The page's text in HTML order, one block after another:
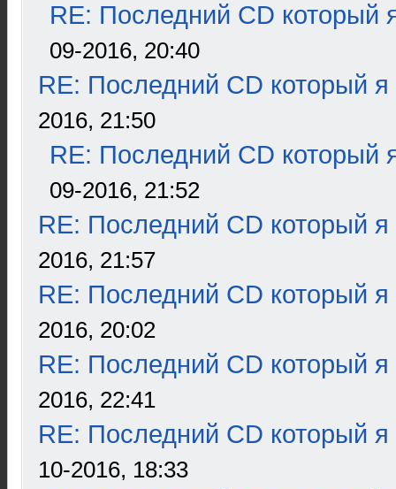
RE: Последний CD который
09-2016, 20:40
RE: Последний CD который я
2016, 21:50
RE: Последний CD который
09-2016, 21:52
RE: Последний CD который я
2016, 21:57
RE: Последний CD который я
2016, 20:02
RE: Последний CD который я
2016, 22:41
RE: Последний CD который я
10-2016, 18:33